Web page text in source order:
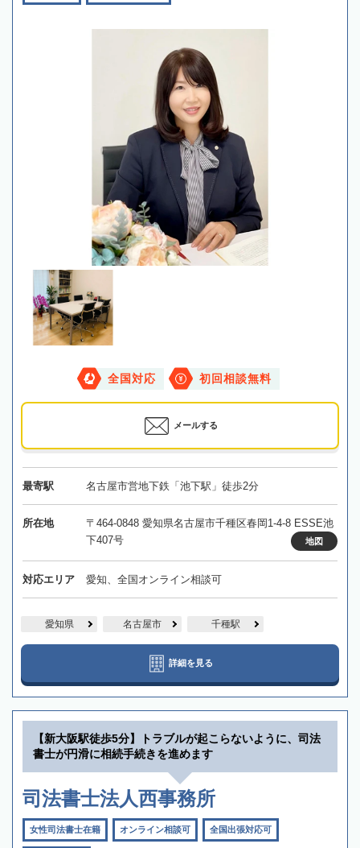
全国対応 初回相談無料
メールする
最寄駅 名古屋市営地下鉄「池下駅」徒歩2分
所在地
〒464-0848 愛知県名古屋市千種区春岡1-4-8 ESSE池
下407号
地図
対応エリア 愛知、全国オンライン相談可
愛知県 名古屋市 千種駅
詳細を見る
【新大阪駅徒歩5分】トラブルが起こらないように、司法
書士が円滑に相続手続きを進めます
司法書士法人西事務所
女性司法書士在籍 オンライン相談可 全国出張対応可